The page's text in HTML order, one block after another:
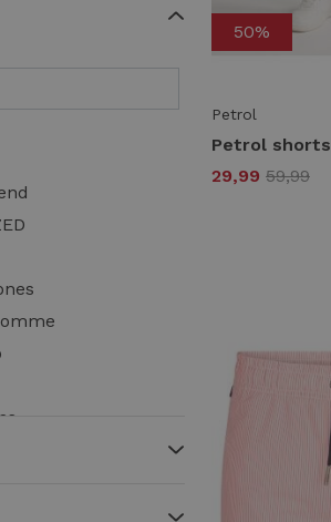
50%
Petrol
29,99 59,99